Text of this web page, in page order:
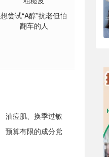
想尝试“A醇”抗老但怕
翻车的人
油痘肌、换季过敏
预算有限的成分党